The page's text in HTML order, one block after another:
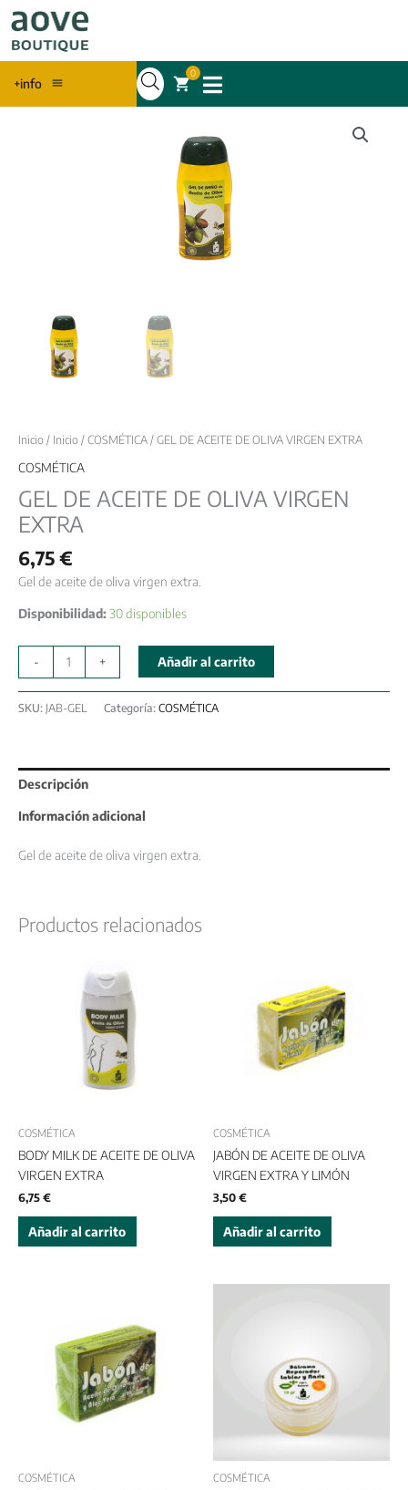
+info
0
Inicio/ Inicio/COSMÉTICA/ GEL DE ACEITE DE OLIVA VIRGEN EXTRA
COSMÉTICA
GEL DE ACEITE DE OLIVA VIRGEN
EXTRA
6,75€
Gel de aceite de oliva virgen extra.
Disponibilidad:30 disponibles
- + Añadir al carrito
SKU: JAB-GEL Categoría:COSMÉTICA
Descripción
Información adicional
Gel de aceite de oliva virgen extra.
Productos relacionados
COSMÉTICA
BODY MILK DE ACEITE DE OLIVA
VIRGEN EXTRA
6,75€
Añadir al carrito
COSMÉTICA
JABÓN DE ACEITE DE OLIVA
VIRGEN EXTRA Y LIMÓN
3,50€
Añadir al carrito
COSMÉTICA COSMÉTICA